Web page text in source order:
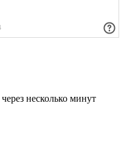
несколько минут